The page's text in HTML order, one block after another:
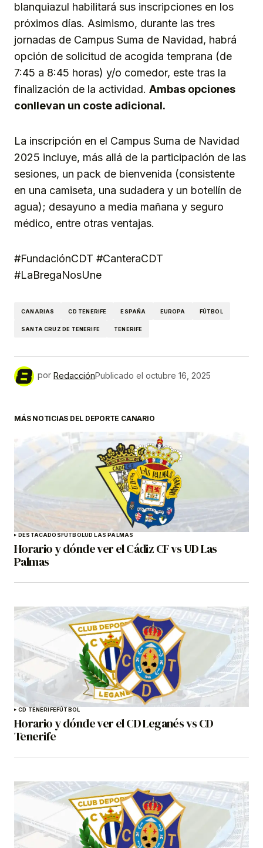
blanquiazul habilitará sus inscripciones en los
próximos días. Asimismo, durante las tres
jornadas de Campus Suma de Navidad, habrá
opción de solicitud de acogida temprana (de
7:45 a 8:45 horas) y/o comedor, este tras la
finalización de la actividad. Ambas opciones
conllevan un coste adicional.
La inscripción en el Campus Suma de Navidad
2025 incluye, más allá de la participación de las
sesiones, un pack de bienvenida (consistente
en una camiseta, una sudadera y un botellín de
agua); desayuno a media mañana y seguro
médico, entre otras ventajas.
#FundaciónCDT #CanteraCDT
#LaBregaNosUne
CANARIAS CD TENERIFE ESPAÑA EUROPA FÚTBOL
SANTA CRUZ DE TENERIFE TENERIFE
por RedacciónPublicado el octubre 16, 2025
MÁS NOTICIAS DEL DEPORTE CANARIO
DESTACADOS FÚTBOLUD LAS PALMAS
Horario y dónde ver el Cádiz CF vs UD Las
Palmas
CD TENERIFEFÚTBOL
Horario y dónde ver el CD Leganés vs CD
Tenerife